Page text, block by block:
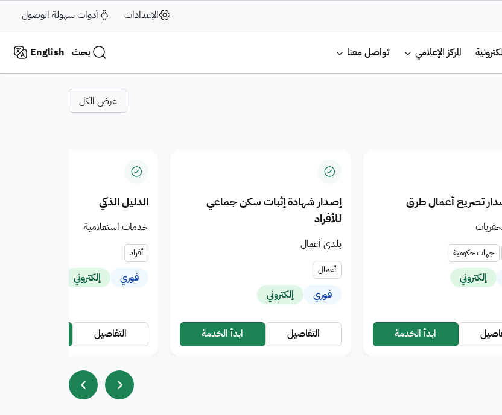
الإعدادات أدوات سهولة الوصول
المركز الإعلامي تواصل معنا بحث English
and عرض الكل
تصريح أعمال طرق
جهات حكومية
إلكتروني
ابدأ الخدمة
إصدار شهادة إثبات سكن جماعي
للأفراد
بلدي أعمال
أعمال
فوري إلكتروني
التفاصيل ابدأ الخدمة
الدليل الذكي
خدمات استعلامية
أفراد
فوري إلكتروني
التفاصيل